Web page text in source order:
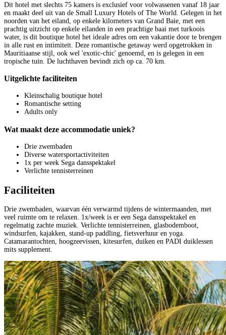
Dit hotel met slechts 75 kamers is exclusief voor volwassenen vanaf 18 jaar
en maakt deel uit van de Small Luxury Hotels of The World. Gelegen in het
noorden van het eiland, op enkele kilometers van Grand Baie, met een
prachtig uitzicht op enkele eilanden in een prachtige baai met turkoois
water, is dit boutique hotel het ideale adres om een vakantie door te brengen
in alle rust en intimiteit. Deze romantische getaway werd opgetrokken in
Mauritiaanse stijl, ook wel 'exotic-chic' genoemd, en is gelegen in een
tropische tuin. De luchthaven bevindt zich op ca. 70 km.
Uitgelichte faciliteiten
Kleinschalig boutique hotel
Romantische setting
Adults only
Wat maakt deze accommodatie uniek?
Drie zwembaden
Diverse watersportactiviteiten
1x per week Sega dansspektakel
Verlichte tennisterreinen
Faciliteiten
Drie zwembaden, waarvan één verwarmd tijdens de wintermaanden, met
veel ruimte om te relaxen. 1x/week is er een Sega dansspektakel en
regelmatig zachte muziek. Verlichte tennisterreinen, glasbodemboot,
windsurfen, kajakken, stand-up paddling, fietsverhuur en yoga.
Catamarantochten, hoogzeevissen, kitesurfen, duiken en PADI duiklessen
mits supplement.